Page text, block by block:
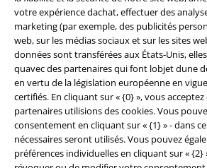
votre expérience dachat, effectuer des
marketing (par exemple, des publicités
web, sur les médias sociaux et sur les sites
données sont transférées aux États-Unis,
quavec des partenaires qui font lobjet dune
en vertu de la législation européenne en
certifiés. En cliquant sur « {0} », vous
partenaires utilisions des cookies. Vous
consentement en cliquant sur « {1} » - dans
nécessaires seront utilisés. Vous pouvez
préférences individuelles en cliquant sur « {2}
Légal
Conditions générales
Éditeur
Clauses de confidentialité
Élimination des déchets et protection de